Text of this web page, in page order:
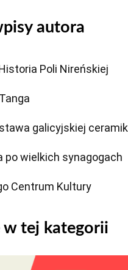
autora
Poli Nireńskiej
galicyjskiej
po wielkich synagogach
Centrum Kultury
w tej kategorii